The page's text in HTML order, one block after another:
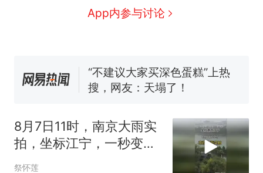
App内参与讨论
已叫停招聘，成立调查组全面
核查
笔试第一被第二名传话劝弃考
“不建议大家买深色蛋糕”上热
搜，网友：天塌了！
因老师一句“跟我回家”改写了
人生
8月7日11时，南京大雨实
拍，坐标江宁，一秒变大
雨
祭怀莲